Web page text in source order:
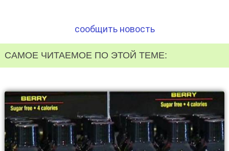
сообщить новость
САМОЕ ЧИТАЕМОЕ ПО ЭТОЙ ТЕМЕ: